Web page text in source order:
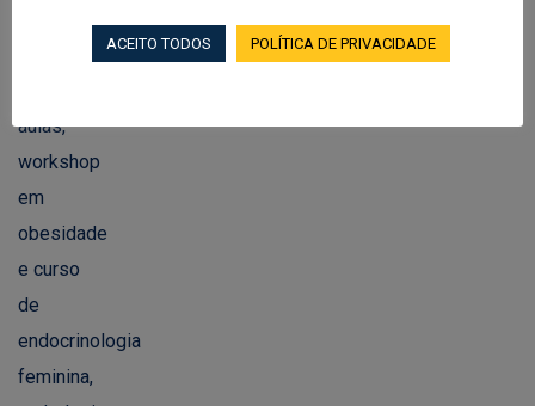
de endocrinologia feminina, andrologia
e transgeneridade
ACEITO TODOS POLÍTICA DE PRIVACIDADE